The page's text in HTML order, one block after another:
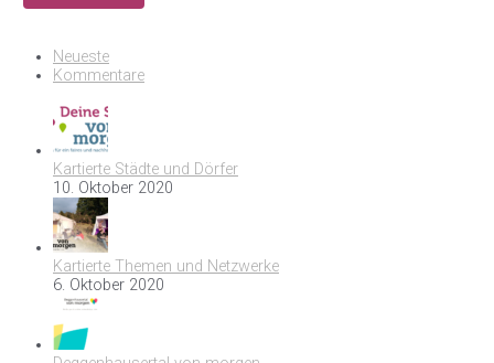
Neueste
Kommentare
Kartierte Städte und Dörfer
10. Oktober 2020
Kartierte Themen und Netzwerke
6. Oktober 2020